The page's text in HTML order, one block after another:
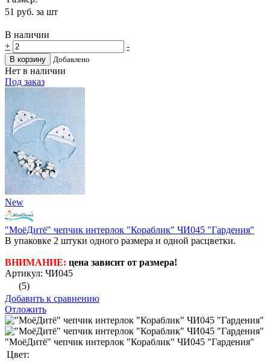
51 руб. за шт
В наличии
+
-
В корзину Добавлено
Нет в наличии
Под заказ
New
"МоёДитё" чепчик интерлок "Кораблик" ЧИ045 "Гардения"
В упаковке 2 штуки одного размера и одной расцветки.
ВНИМАНИЕ: цена зависит от размера!
Артикул: ЧИ045
(5)
Добавить к сравнению
Отложить
"МоёДитё" чепчик интерлок "Кораблик" ЧИ045 "Гардения"
Цвет: